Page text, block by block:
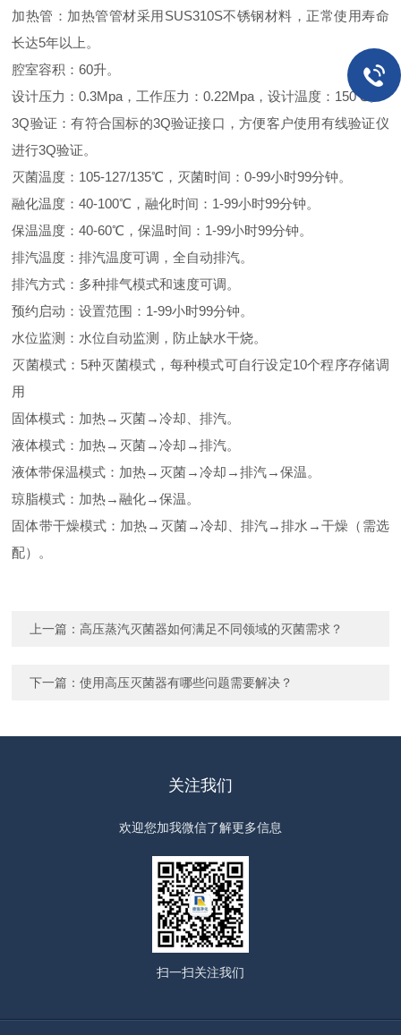
加热管：加热管管材采用SUS310S不锈钢材料，正常使用寿命
长达5年以上。
腔室容积：60升。
设计压力：0.3Mpa，工作压力：0.22Mpa，设计温度：150℃。
3Q验证：有符合国标的3Q验证接口，方便客户使用有线验证仪
进行3Q验证。
灭菌温度：105-127/135℃，灭菌时间：0-99小时99分钟。
融化温度：40-100℃，融化时间：1-99小时99分钟。
保温温度：40-60℃，保温时间：1-99小时99分钟。
排汽温度：排汽温度可调，全自动排汽。
排汽方式：多种排气模式和速度可调。
预约启动：设置范围：1-99小时99分钟。
水位监测：水位自动监测，防止缺水干烧。
灭菌模式：5种灭菌模式，每种模式可自行设定10个程序存储调
用
固体模式：加热→灭菌→冷却、排汽。
液体模式：加热→灭菌→冷却→排汽。
液体带保温模式：加热→灭菌→冷却→排汽→保温。
琼脂模式：加热→融化→保温。
固体带干燥模式：加热→灭菌→冷却、排汽→排水→干燥（需选
配）。
上一篇：高压蒸汽灭菌器如何满足不同领域的灭菌需求？
下一篇：使用高压灭菌器有哪些问题需要解决？
关注我们
欢迎您加我微信了解更多信息
扫一扫关注我们